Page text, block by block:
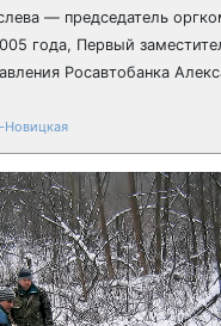
— председатель
года, Первый
Росавтобанка
Новицкая